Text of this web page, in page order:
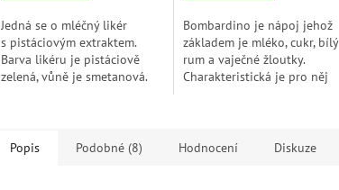
Jedná se o mléčný likér
s pistáciovým extraktem.
Barva likéru je pistáciově
zelená, vůně je smetanová.
Bombardino je nápoj jehož
základem je mléko, cukr, bílý
rum a vaječné žloutky.
Charakteristická je pro něj
Popis Podobné (8) Hodnocení Diskuze